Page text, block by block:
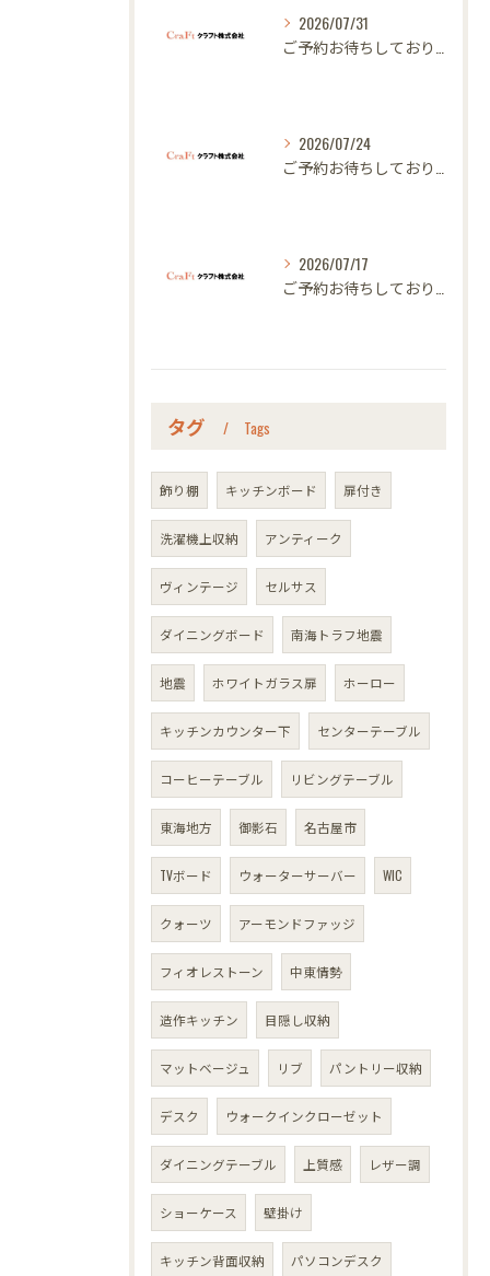
2026/07/31
ご予約お待ちしております｜名古屋のオーダー家具ならクラフト
2026/07/24
ご予約お待ちしております｜名古屋のオーダー家具ならクラフト
2026/07/17
ご予約お待ちしております｜名古屋のオーダー家具ならクラフト
タグ Tags
飾り棚 キッチンボード 扉付き
洗濯機上収納 アンティーク
ヴィンテージ セルサス
ダイニングボード 南海トラフ地震
地震 ホワイトガラス扉 ホーロー
キッチンカウンター下 センターテーブル
コーヒーテーブル リビングテーブル
東海地方 御影石 名古屋市
TVボード ウォーターサーバー WIC
クォーツ アーモンドファッジ
フィオレストーン 中東情勢
造作キッチン 目隠し収納
マットベージュ リブ パントリー収納
デスク ウォークインクローゼット
ダイニングテーブル 上質感 レザー調
ショーケース 壁掛け
キッチン背面収納 パソコンデスク